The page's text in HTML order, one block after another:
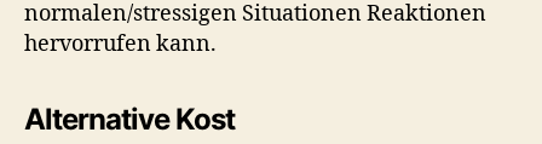
normalen/stressigen Situationen Reaktionen
hervorrufen kann.
Alternative Kost